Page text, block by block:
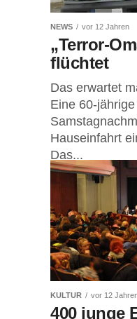
NEWS vor 12 Jahren
„Terror-
flüchtet
Das erwartet
Eine 60-
Hauseinfahrt
Das...
KULTUR vor 12
400 junge